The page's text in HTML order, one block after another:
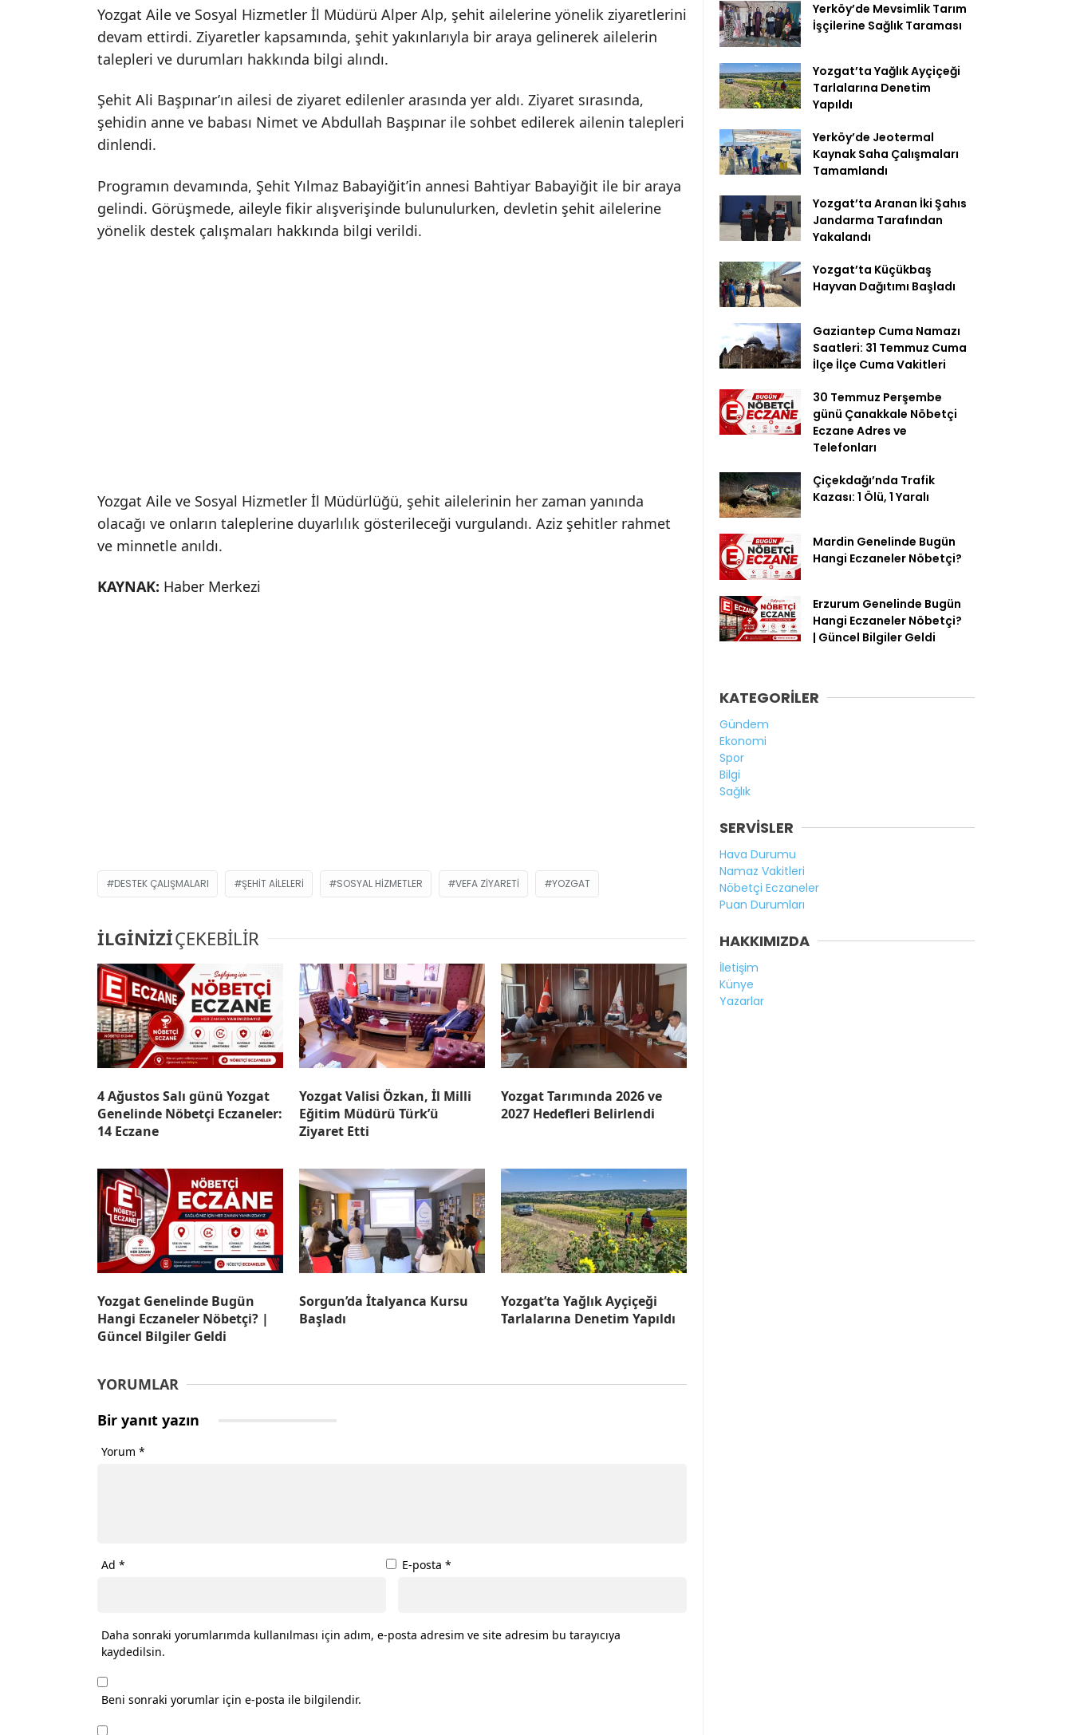
Yozgat Aile ve Sosyal Hizmetler İl Müdürü Alper Alp, şehit ailelerine yönelik ziyaretlerini
devam ettirdi. Ziyaretler kapsamında, şehit yakınlarıyla bir araya gelinerek ailelerin
talepleri ve durumları hakkında bilgi alındı.
Şehit Ali Başpınar’ın ailesi de ziyaret edilenler arasında yer aldı. Ziyaret sırasında,
şehidin anne ve babası Nimet ve Abdullah Başpınar ile sohbet edilerek ailenin talepleri
dinlendi.
Programın devamında, Şehit Yılmaz Babayiğit’in annesi Bahtiyar Babayiğit ile bir araya
gelindi. Görüşmede, aileyle fikir alışverişinde bulunulurken, devletin şehit ailelerine
yönelik destek çalışmaları hakkında bilgi verildi.
Yozgat Aile ve Sosyal Hizmetler İl Müdürlüğü, şehit ailelerinin her zaman yanında
olacağı ve onların taleplerine duyarlılık gösterileceği vurgulandı. Aziz şehitler rahmet
ve minnetle anıldı.
KAYNAK: Haber Merkezi
DESTEK ÇALIŞMALARI ŞEHIT AILELERI SOSYAL HIZMETLER VEFA ZIYARETI YOZGAT
İLGİNİZİÇEKEBİLİR
4 Ağustos Salı günü Yozgat
Genelinde Nöbetçi Eczaneler:
14 Eczane
Yozgat Valisi Özkan, İl Milli
Eğitim Müdürü Türk’ü
Ziyaret Etti
Yozgat Tarımında 2026 ve
2027 Hedefleri Belirlendi
Yozgat Genelinde Bugün
Hangi Eczaneler Nöbetçi? |
Güncel Bilgiler Geldi
Sorgun’da İtalyanca Kursu
Başladı
Yozgat’ta Yağlık Ayçiçeği
Tarlalarına Denetim Yapıldı
YORUMLAR
Bir yanıt yazın
Yorum *
Ad * E-posta *
Daha sonraki yorumlarımda kullanılması için adım, e-posta adresim ve site adresim bu tarayıcıya
kaydedilsin.
Beni sonraki yorumlar için e-posta ile bilgilendir.
Yerköy’de Mevsimlik Tarım
İşçilerine Sağlık Taraması
Yozgat’ta Yağlık Ayçiçeği
Tarlalarına Denetim
Yapıldı
Yerköy’de Jeotermal
Kaynak Saha Çalışmaları
Tamamlandı
Yozgat’ta Aranan İki Şahıs
Jandarma Tarafından
Yakalandı
Yozgat’ta Küçükbaş
Hayvan Dağıtımı Başladı
Gaziantep Cuma Namazı
Saatleri: 31 Temmuz Cuma
İlçe İlçe Cuma Vakitleri
30 Temmuz Perşembe
günü Çanakkale Nöbetçi
Eczane Adres ve
Telefonları
Çiçekdağı’nda Trafik
Kazası: 1 Ölü, 1 Yaralı
Mardin Genelinde Bugün
Hangi Eczaneler Nöbetçi?
Erzurum Genelinde Bugün
Hangi Eczaneler Nöbetçi?
| Güncel Bilgiler Geldi
KATEGORİLER
Gündem
Ekonomi
Spor
Bilgi
Sağlık
SERVİSLER
Hava Durumu
Namaz Vakitleri
Nöbetçi Eczaneler
Puan Durumları
HAKKIMIZDA
İletişim
Künye
Yazarlar